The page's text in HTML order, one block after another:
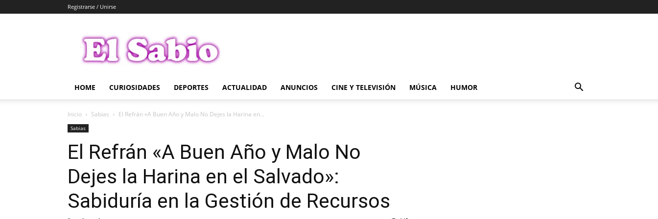
Registrarse / Unirse
Sabio
HOME CURIOSIDADES DEPORTES ACTUALIDAD ANUNCIOS CINE Y TELEVISIÓN MÚSICA HUMOR
Inicio Sabias El Refrán «A Buen Año y Malo No Dejes la Harina en...
Sabias
El Refrán «A Buen Año y Malo No
Dejes la Harina en el Salvado»:
Sabiduría en la Gestión de Recursos